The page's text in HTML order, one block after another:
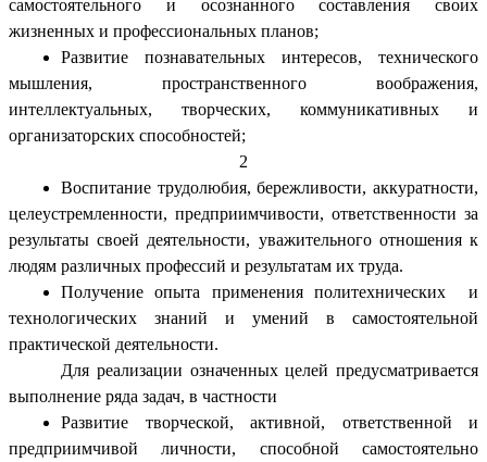
самостоятельного и осознанного составления своих
жизненных и профессиональных планов;
Развитие познавательных интересов, технического
мышления, пространственного воображения,
интеллектуальных, творческих, коммуникативных и
организаторских способностей;
2
Воспитание трудолюбия, бережливости, аккуратности,
целеустремленности, предприимчивости, ответственности за
результаты своей деятельности, уважительного отношения к
людям различных профессий и результатам их труда.
Получение опыта применения политехнических и
технологических знаний и умений в самостоятельной
практической деятельности.
Для реализации означенных целей предусматривается
выполнение ряда задач, в частности
Развитие творческой, активной, ответственной и
предприимчивой личности, способной самостоятельно